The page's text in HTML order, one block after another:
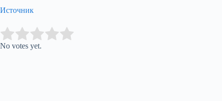
Источник
Rate this item:
No votes yet.